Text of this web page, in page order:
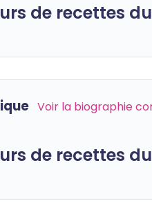
de recettes
Voir la biographie
de recettes